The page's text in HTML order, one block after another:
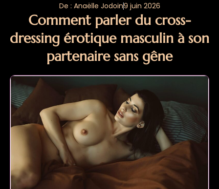
De : Anaëlle Jodoin9 juin 2026
Comment parler du cross-
dressing érotique masculin à son
partenaire sans gêne